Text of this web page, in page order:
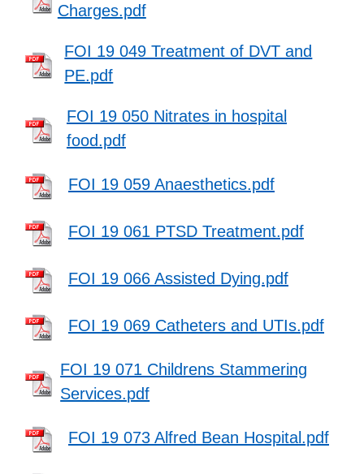
Charges.pdf
FOI 19 049 Treatment of DVT and
PE.pdf
FOI 19 050 Nitrates in hospital
food.pdf
FOI 19 059 Anaesthetics.pdf
FOI 19 061 PTSD Treatment.pdf
FOI 19 066 Assisted Dying.pdf
FOI 19 069 Catheters and UTIs.pdf
FOI 19 071 Childrens Stammering
Services.pdf
FOI 19 073 Alfred Bean Hospital.pdf